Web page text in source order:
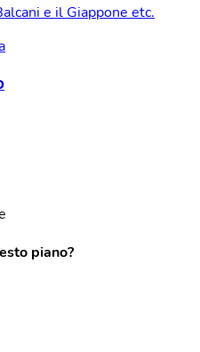
e il Giappone etc.
piano?